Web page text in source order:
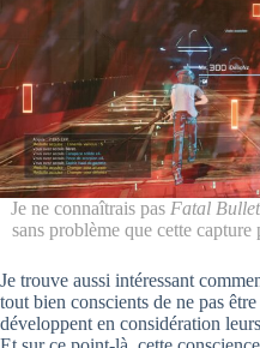
Je ne connaîtrais pas Fatal Bullet
sans problème que cette
Je trouve aussi intéressant
tout bien conscients de ne pas
développent en considération